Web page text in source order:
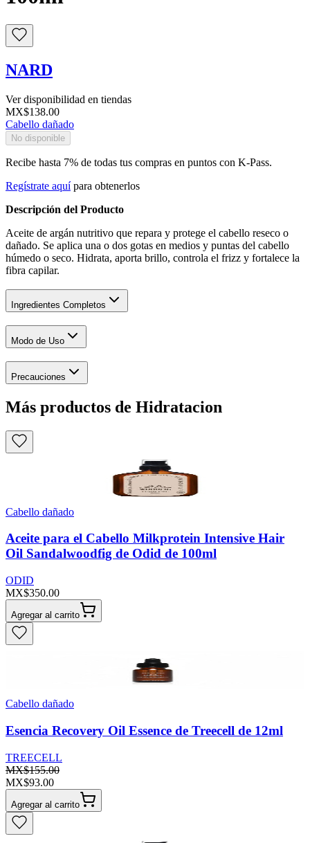
NARD
Ver disponibilidad en tiendas
MX$138.00
Cabello dañado
No disponible
Recibe hasta 7% de todas tus compras en puntos con K-Pass.
Regístrate aquí para obtenerlos
Descripción del Producto
Aceite de argán nutritivo que repara y protege el cabello reseco o
dañado. Se aplica una o dos gotas en medios y puntas del cabello
húmedo o seco. Hidrata, aporta brillo, controla el frizz y fortalece la
fibra capilar.
Ingredientes Completos
Modo de Uso
Precauciones
Más productos de Hidratacion
Cabello dañado
Aceite para el Cabello Milkprotein Intensive Hair
Oil Sandalwoodfig de Odid de 100ml
ODID
MX$350.00
Agregar al carrito
Cabello dañado
Esencia Recovery Oil Essence de Treecell de 12ml
TREECELL
MX$155.00
MX$93.00
Agregar al carrito